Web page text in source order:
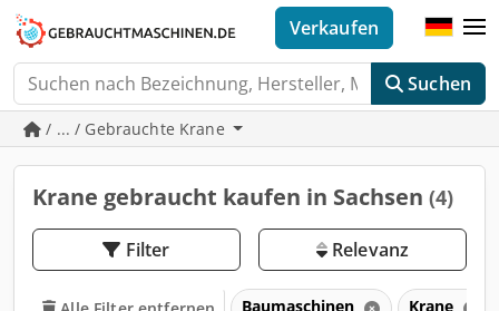
Suchen
Verkaufen
/ ... / Gebrauchte Krane
Krane gebraucht kaufen in Sachsen (4)
Filter Relevanz
Baumaschinen Krane